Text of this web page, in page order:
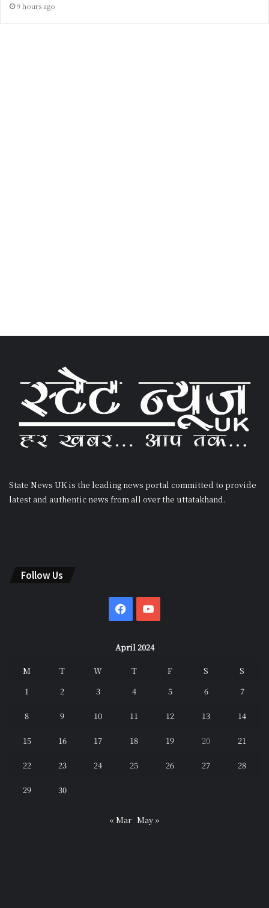
9 hours ago
State News UK is the leading news portal committed to provide
latest and authentic news from all over the uttatakhand.
Follow Us
Facebook
April 2024
M T W T F S
S
1
2 3 4 5 6 7
8 9 10 11 12 13 14
15 16 17 18 19 20 21
22 23 24 25 26 27 28
29 30
« Mar May »